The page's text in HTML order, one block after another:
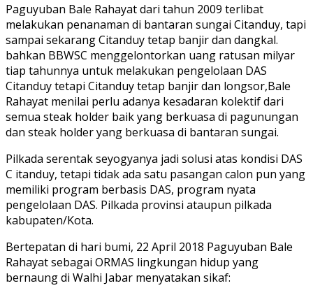
Paguyuban Bale Rahayat dari tahun 2009 terlibat
melakukan penanaman di bantaran sungai Citanduy, tapi
sampai sekarang Citanduy tetap banjir dan dangkal.
bahkan BBWSC menggelontorkan uang ratusan milyar
tiap tahunnya untuk melakukan pengelolaan DAS
Citanduy tetapi Citanduy tetap banjir dan longsor,Bale
Rahayat menilai perlu adanya kesadaran kolektif dari
semua steak holder baik yang berkuasa di pagunungan
dan steak holder yang berkuasa di bantaran sungai.
Pilkada serentak seyogyanya jadi solusi atas kondisi DAS
C itanduy, tetapi tidak ada satu pasangan calon pun yang
memiliki program berbasis DAS, program nyata
pengelolaan DAS. Pilkada provinsi ataupun pilkada
kabupaten/Kota.
Bertepatan di hari bumi, 22 April 2018 Paguyuban Bale
Rahayat sebagai ORMAS lingkungan hidup yang
bernaung di Walhi Jabar menyatakan sikaf: